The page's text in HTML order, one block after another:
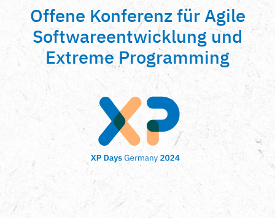
Offene Konferenz für Agile
Softwareentwicklung und
Extreme Programming